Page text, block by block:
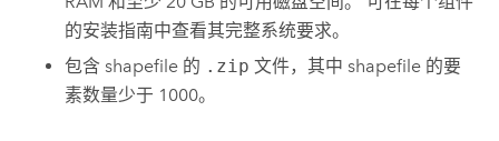
的安装指南中查看其完整系统要求。
包含 shapefile 的 .zip 文件，其中 shapefile 的要
素数量少于 1000。